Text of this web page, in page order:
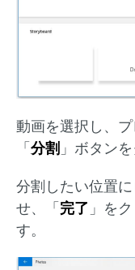
動画を選択し、
「 分割 」ボタン
分割したい位置
せ、「 完了 」を
す。